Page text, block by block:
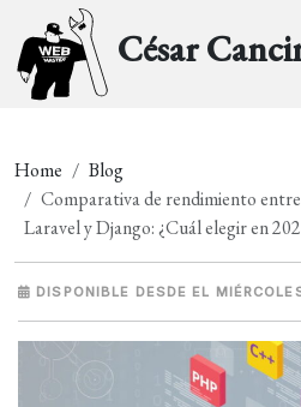
César
Home
Blog
Comparativa de rendimiento
Laravel y Django: ¿Cuál elegir en
DISPONIBLE DESDE EL